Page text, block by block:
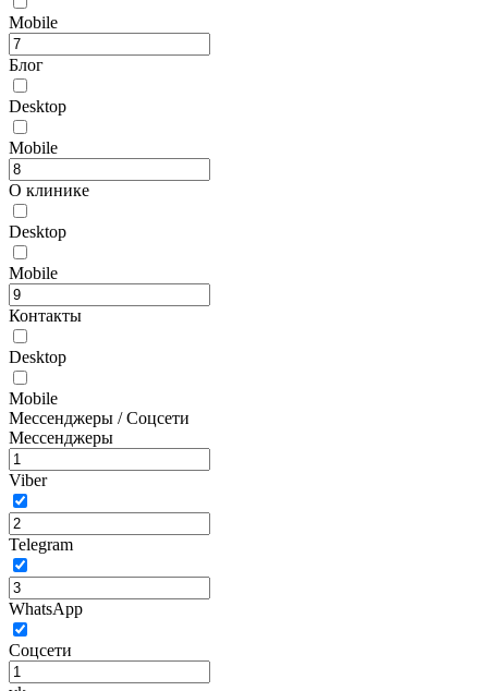
Mobile
Блог
Desktop
Mobile
О клинике
Desktop
Mobile
Контакты
Desktop
Mobile
Мессенджеры / Соцсети
Мессенджеры
Viber
Telegram
WhatsApp
Соцсети